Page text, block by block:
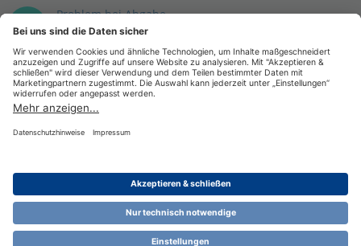
Problem bei Abgabe
RHE
10. Juli 2025 um 17:20
Rechnerwechsel
Wolfgang Fendt
30. Juni 2025 um 17:09
Allgemeine Diskussion
Nutzungsbestimmungen Cookie-Einstellungen